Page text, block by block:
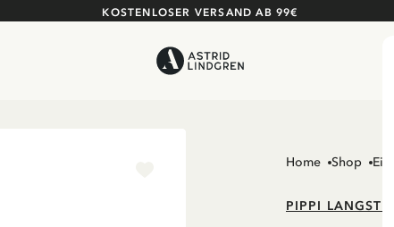
KOSTENLOSER VERSAND AB 99€
Home Shop
PIPPI